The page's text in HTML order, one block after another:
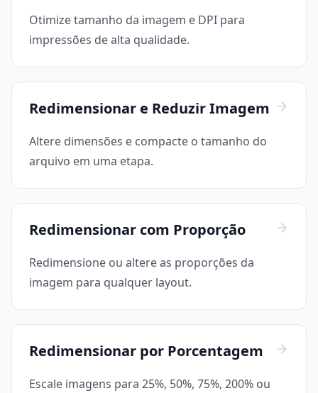
Otimize tamanho da imagem e DPI para
impressões de alta qualidade.
Redimensionar e Reduzir Imagem
Altere dimensões e compacte o tamanho do
arquivo em uma etapa.
Redimensionar com Proporção
Redimensione ou altere as proporções da
imagem para qualquer layout.
Redimensionar por Porcentagem
Escale imagens para 25%, 50%, 75%, 200% ou